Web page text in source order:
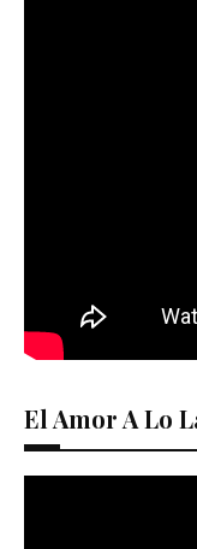
El Amor A Lo